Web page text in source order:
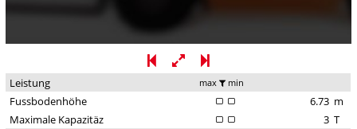
Leistung max min
Fussbodenhöhe 6.73 m
Maximale Kapazitäz
3 T